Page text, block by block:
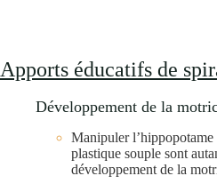
Apports éducatifs de
Développement de la
Manipuler l’hippopotame
plastique souple sont
développement de la